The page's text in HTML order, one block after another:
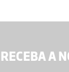
RECEBA A